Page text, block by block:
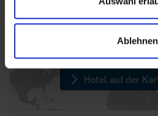
Ablehnen
Lage: Hotel Arena Suite,
Hotel auf der